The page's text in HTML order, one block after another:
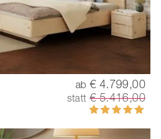
ab € 4.799,00
statt € 5.416,00
Bewertung:
100%